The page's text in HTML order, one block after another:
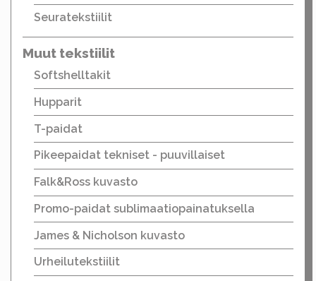
Seuratekstiilit
Muut tekstiilit
Softshelltakit
Hupparit
T-paidat
Pikeepaidat tekniset - puuvillaiset
Falk&Ross kuvasto
Promo-paidat sublimaatiopainatuksella
James & Nicholson kuvasto
Urheilutekstiilit